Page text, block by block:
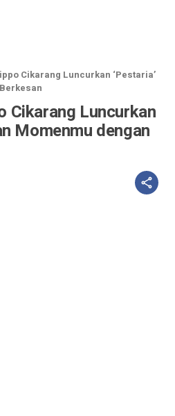
Cikarang Luncurkan ‘Pestaria’
Cikarang Luncurkan
Momenmu dengan